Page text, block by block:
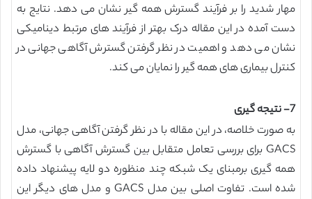
مهار شدید را بر فرآیند گسترش همه گیر نشان می دهد. نتایج به
دست آمده در این مقاله درک بهتر از فرآیند های مرتبط دینامیکی
نشان می دهد و اهمیت در نظر گرفتن گسترش آگاهی جهانی در
کنترل بیماری های همه گیر را نمایان می کند.
7- نتیجه گیری
به صورت خلاصه، در این مقاله با در نظر گرفتن آگاهی جهانی، مدل
GACS برای بررسی تعامل متقابل بین گسترش آگاهی با گسترش
همه گیری برمبنای یک شبکه چند منظوره دو لایه پیشنهاد داده
شده است. تفاوت اصلی بین مدل GACS و مدل های دیگر این